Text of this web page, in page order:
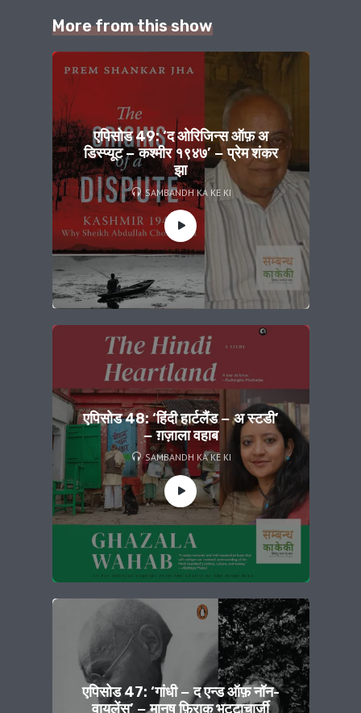
More from this show
एपिसोड 49: ‘द ओरिजिन्स ऑफ़ अ
डिस्प्यूट − कश्मीर १९४७’ − प्रेम शंकर
झा
SAMBANDH KA KE KI
एपिसोड 48: ‘हिंदी हार्टलैंड − अ स्टडी’
− ग़ज़ाला वहाब
SAMBANDH KA KE KI
एपिसोड 47: ‘गांधी − द एन्ड ऑफ़ नॉन-
वायलेंस’ − मानष फ़िराक़ भट्टाचार्जी